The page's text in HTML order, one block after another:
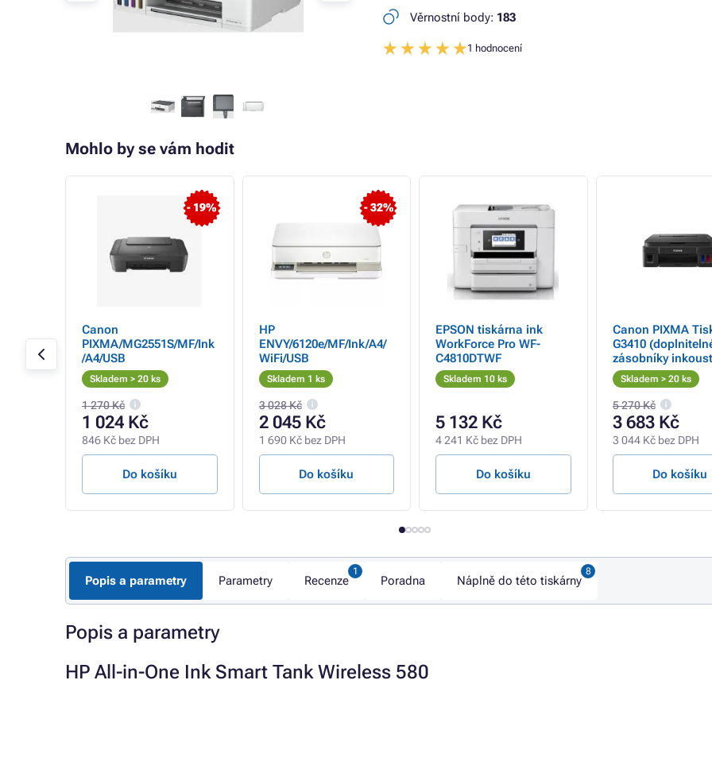
Věrnostní body: 183
1 hodnocení
Mohlo by se vám hodit
Copy,
- 19%
Canon
PIXMA/MG2551S/MF/Ink
/A4/USB
Skladem > 20 ks
1 270 Kč
1 024 Kč
846 Kč bez DPH
Do košíku
- 32%
HP
ENVY/6120e/MF/Ink/A4/
WiFi/USB
Skladem 1 ks
3 028 Kč
2 045 Kč
1 690 Kč bez DPH
Do košíku
EPSON tiskárna ink
WorkForce Pro WF-
C4810DTWF
Skladem 10 ks
5 132 Kč
4 241 Kč bez DPH
Do košíku
Canon PIXMA
G3410
zásobníky
barevná, MF (tisk,
kopírka, sken,
USB, Wi-Fi
Skladem > 20 ks
5 270 Kč
3 683 Kč
3 044 Kč bez DPH
Do košíku
Popis a parametry Parametry Recenze Poradna Náplně do této tiskárny
Popis a parametry
HP All-in-One Ink Smart Tank Wireless 580